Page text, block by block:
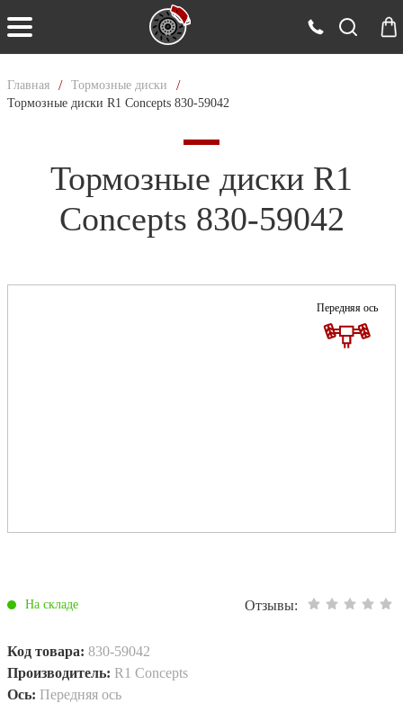
Главная / Тормозные диски /
Тормозные диски R1 Concepts 830-59042
Тормозные диски R1
Concepts 830-59042
Передняя ось
На складе Отзывы:
Код товара: 830-59042
Производитель: R1 Concepts
Ось: Передняя ось